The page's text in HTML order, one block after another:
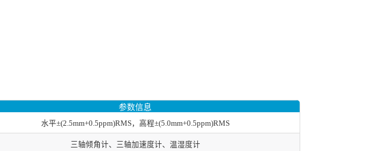
参数信息
水平±(2.5mm+0.5ppm)RMS，高程±(5.0mm+0.5ppm)RMS
三轴倾角计、三轴加速度计、温湿度计